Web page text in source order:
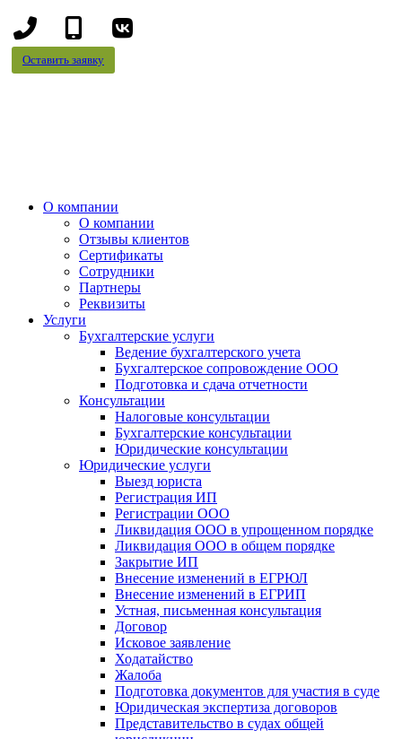
+7
(8442)
+7
(995)
Оставить заявку
О компании
О компании
Отзывы клиентов
Сертификаты
Сотрудники
Партнеры
Реквизиты
Услуги
Бухгалтерские услуги
Ведение бухгалтерского учета
Бухгалтерское сопровождение ООО
Подготовка и сдача отчетности
Консультации
Налоговые консультации
Бухгалтерские консультации
Юридические консультации
Юридические услуги
Выезд юриста
Регистрация ИП
Регистрации ООО
Ликвидация ООО в упрощенном порядке
Ликвидация ООО в общем порядке
Закрытие ИП
Внесение изменений в ЕГРЮЛ
Внесение изменений в ЕГРИП
Устная, письменная консультация
Договор
Исковое заявление
Ходатайство
Жалоба
Подготовка документов для участия в суде
Юридическая экспертиза договоров
Представительство в судах общей